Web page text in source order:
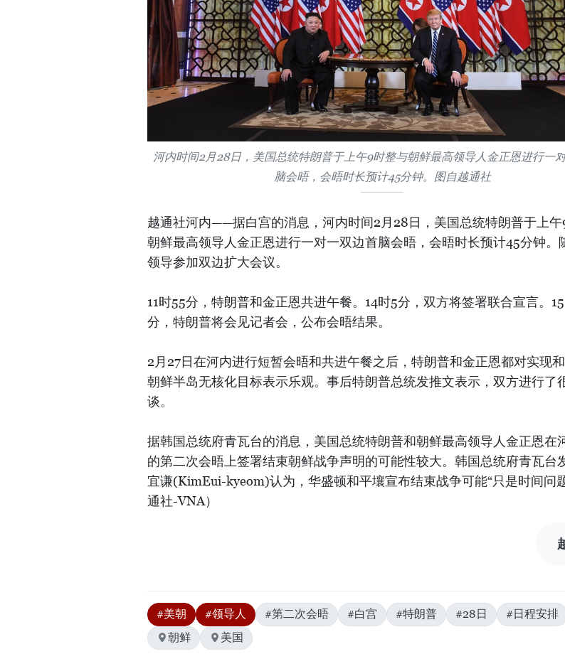
河内时间2月28日，美国总统特朗普于上午9时整与朝鲜最高领导人金正恩进行一
脑会晤，会晤时长预计45分钟。图自越通社
越通社河内——据白宫的消息，河内时间2月28日，美国总统特朗普于上午
朝鲜最高领导人金正恩进行一对一双边首脑会晤，会晤时长预计45分钟。
领导参加双边扩大会议。
11时55分，特朗普和金正恩共进午餐。14时5分，双方将签署联合宣言。
分，特朗普将会见记者会，公布会晤结果。
2月27日在河内进行短暂会晤和共进午餐之后，特朗普和金正恩都对实现
朝鲜半岛无核化目标表示乐观。事后特朗普总统发推文表示，双方进行了
谈。
据韩国总统府青瓦台的消息，美国总统特朗普和朝鲜最高领导人金正恩在
的第二次会晤上签署结束朝鲜战争声明的可能性较大。韩国总统府青瓦台
宜谦(KimEui-kyeom)认为，华盛顿和平壤宣布结束战争可能“只是时间问
通社-VNA）
#美朝 #领导人 #第二次会晤 #白宫 #特朗普 #28日
#日程安排
朝鲜
美国